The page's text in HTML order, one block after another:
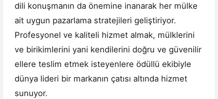
dili konuşmanın da önemine inanarak her mülke
ait uygun pazarlama stratejileri geliştiriyor.
Profesyonel ve kaliteli hizmet almak, mülklerini
ve birikimlerini yani kendilerini doğru ve güvenilir
ellere teslim etmek isteyenlere ödüllü ekibiyle
dünya lideri bir markanın çatısı altında hizmet
sunuyor.